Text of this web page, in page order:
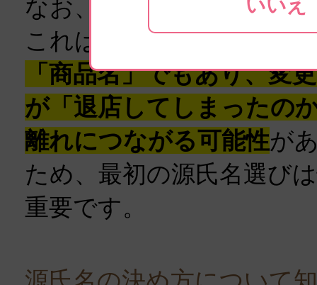
なお、源氏名は基本的に
これは、
お客様に覚えて
「商品名」でもあり、変
が「退店してしまったの
離れにつながる可能性が
ため、最初の源氏名選び
重要です。
いいえ